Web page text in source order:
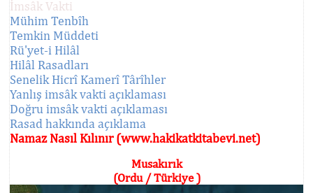
İmsâk Vakti
Mühim Tenbîh
Temkin Müddeti
Rü'yet-i Hilâl
Hilâl Rasadları
Senelik Hicrî Kamerî Târîhler
Yanlış imsâk vakti açıklaması
Doğru imsâk vakti açıklaması
Rasad hakkında açıklama
Namaz Nasıl Kılınır (www.hakikatkitabevi.net)
Musakırık
(Ordu / Türkiye )